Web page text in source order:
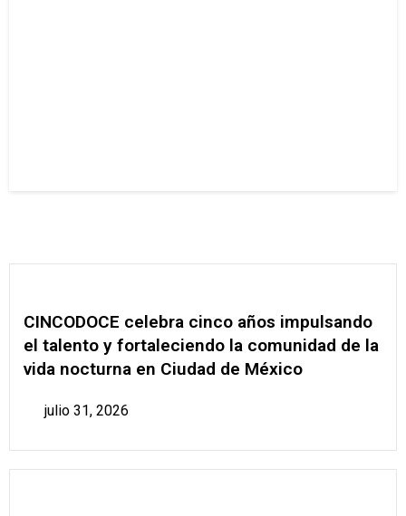
CINCODOCE celebra cinco años impulsando
el talento y fortaleciendo la comunidad de la
vida nocturna en Ciudad de México
julio 31, 2026